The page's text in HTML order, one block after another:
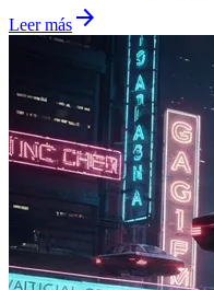
Leer más arrow_forward